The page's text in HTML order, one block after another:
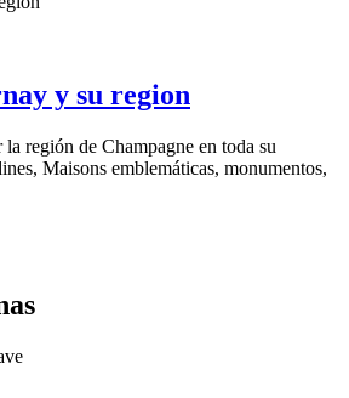
y su region
región de Champagne en toda su
Maisons emblemáticas, monumentos,